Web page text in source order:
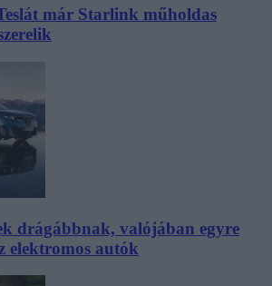
már Starlink műholdas
drágábbnak, valójában egyre
elektromos autók